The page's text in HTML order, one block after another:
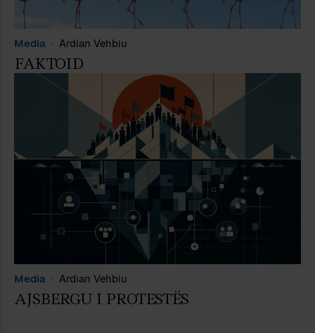
Media Ardian Vehbiu
FAKTOID
Media Ardian Vehbiu
AJSBERGU I PROTESTËS